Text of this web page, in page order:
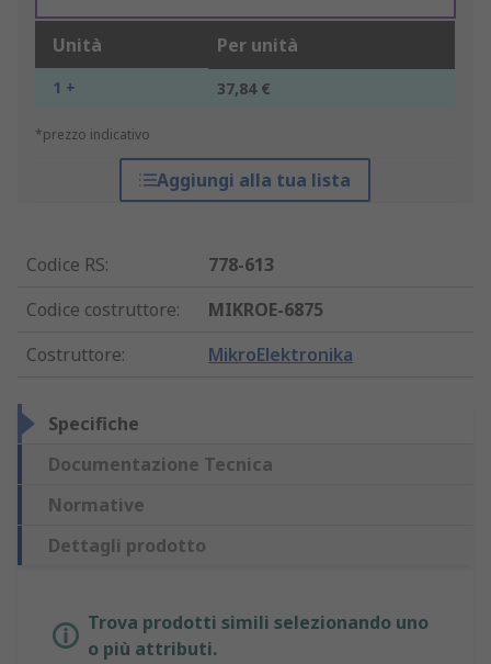
Unità Per unità
1 + 37,84 €
*prezzo indicativo
Aggiungi alla tua lista
Codice RS:
778-613
Codice costruttore:
MIKROE-6875
Costruttore: MikroElektronika
Specifiche
Documentazione Tecnica
Normative
Dettagli prodotto
Trova prodotti simili selezionando uno
o più attributi.